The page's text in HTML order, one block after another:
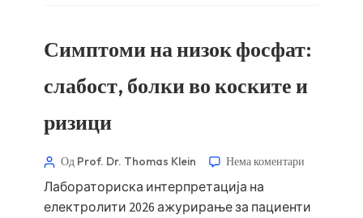
Симптоми на низок фосфат:
слабост, болки во коските и
ризици
Од Prof. Dr. Thomas Klein Нема коментари
Лабораториска интерпретација на
електролити 2026 ажурирање за пациенти